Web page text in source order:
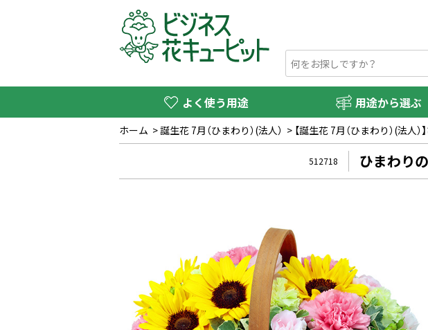
よく使う用途 用途から選ぶ
ホーム >誕生花 7月（ひまわり）(法人） > 【誕生花 7月（ひまわり）(法人
512718 ひまわり